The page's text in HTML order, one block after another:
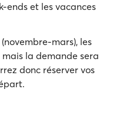
ends et les vacances
mars), les
mais la demande sera
donc réserver vos